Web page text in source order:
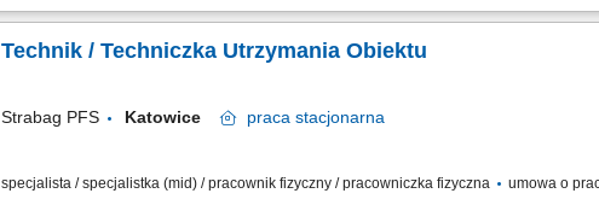
Zadania: bieżąca eksploatacja, konserwacja instalacji i urządzeń budynkowych:
Technik / Techniczka Utrzymania Obiektu
Strabag PFS Katowice praca stacjonarna
specjalista / specjalistka (mid) / pracownik fizyczny / pracowniczka fizyczna umowa o